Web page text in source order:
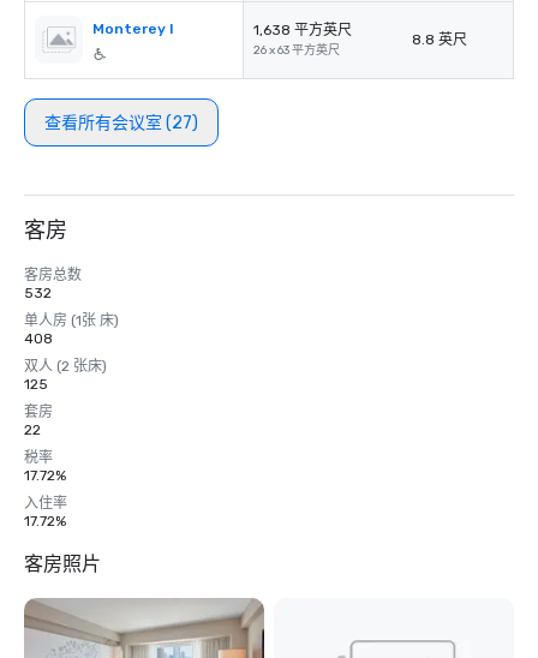
Monterey I 1,638 平方英尺
26 x 63 平方英尺
8.8 英尺
查看所有会议室 (27)
客房
客房总数
532
单人房 (1张 床)
408
双人 (2 张床)
125
套房
22
税率
17.72%
入住率
17.72%
客房照片